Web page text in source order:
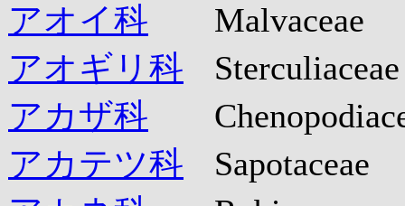
アオイ科
Malvaceae
アオギリ科
Sterculiaceae
アカザ科
アカテツ科
Sapotaceae